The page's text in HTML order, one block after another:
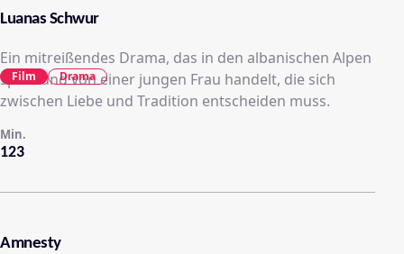
Luanas Schwur
Ein mitreißendes Drama, das in den albanischen Alpen
spielt und von einer jungen Frau handelt, die sich
zwischen Liebe und Tradition entscheiden muss.
123
Min.
Film Drama
Amnesty